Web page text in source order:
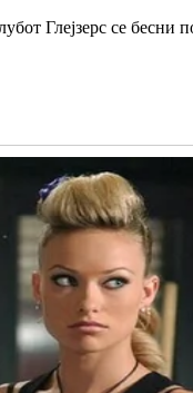
Глејзерс се бесни